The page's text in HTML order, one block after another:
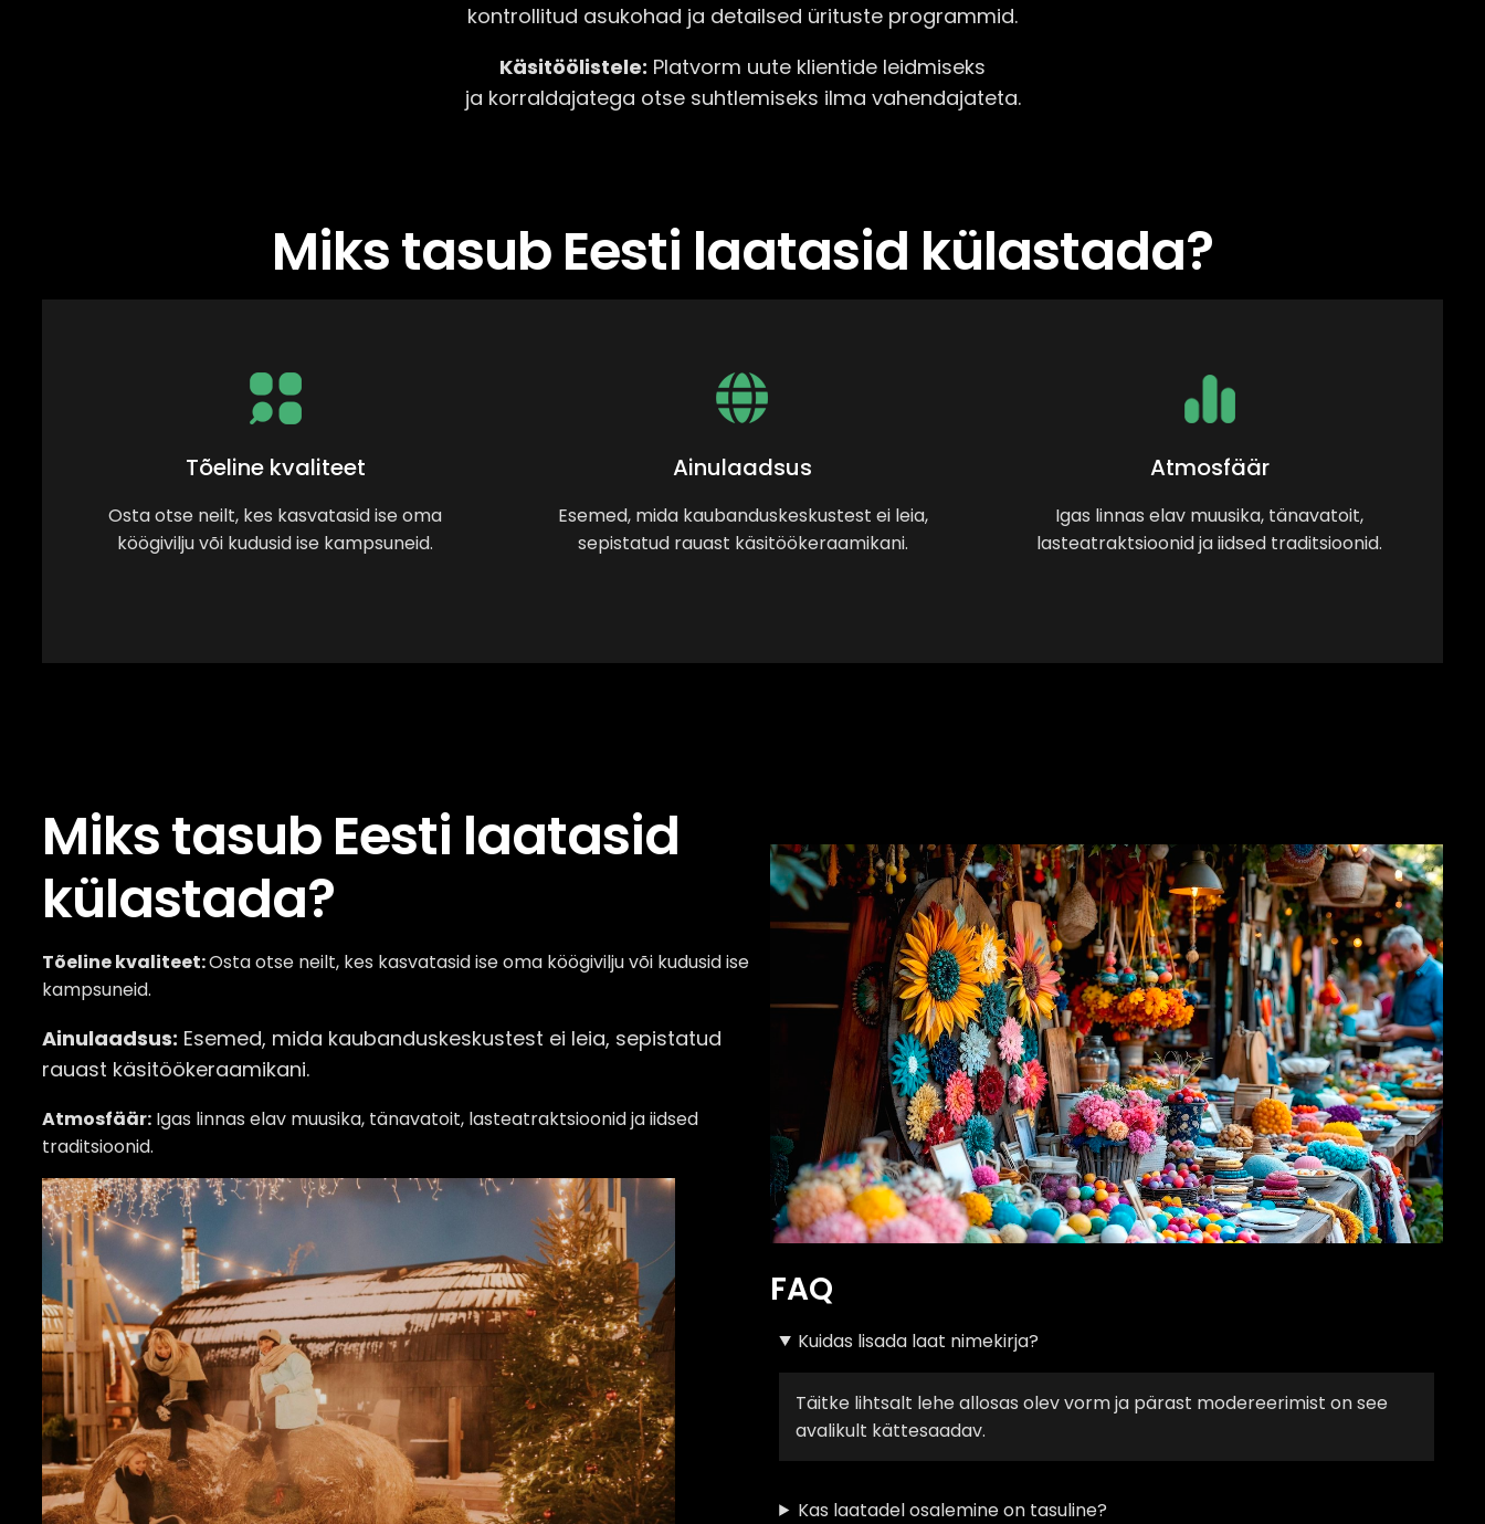
kontrollitud asukohad ja detailsed ürituste programmid.
Käsitöölistele: Platvorm uute klientide leidmiseks
ja korraldajatega otse suhtlemiseks ilma vahendajateta.
Miks tasub Eesti laatasid külastada?
Tõeline kvaliteet
Osta otse neilt, kes kasvatasid ise oma
köögivilju või kudusid ise kampsuneid.
Ainulaadsus
Esemed, mida kaubanduskeskustest ei leia,
sepistatud rauast käsitöökeraamikani.
Atmosfäär
Igas linnas elav muusika, tänavatoit,
lasteatraktsioonid ja iidsed traditsioonid.
Miks tasub Eesti laatasid
külastada?
Tõeline kvaliteet:Osta otse neilt, kes kasvatasid ise oma köögivilju või kudusid ise
kampsuneid.
Ainulaadsus: Esemed, mida kaubanduskeskustest ei leia, sepistatud
rauast käsitöökeraamikani.
Atmosfäär: Igas linnas elav muusika, tänavatoit, lasteatraktsioonid ja iidsed
traditsioonid.
FAQ
Kuidas lisada laat nimekirja?
Täitke lihtsalt lehe allosas olev vorm ja pärast modereerimist on see
avalikult kättesaadav.
Kas laatadel osalemine on tasuline?